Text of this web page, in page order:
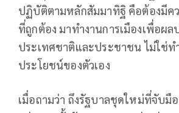
ปฏิบัติตามหลักสัมมาทิฐิ คือต้องมีค
ที่ถูกต้อง มาทำงานการเมืองเพื่อผ
ประเทศชาติและประชาชน ไม่ใช่ท
ประโยชน์ของตัวเอง
เมื่อถามว่า ถึงรัฐบาลชุดใหม่ที่จับมื